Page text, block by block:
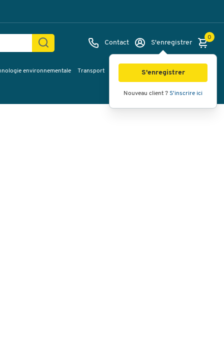
Contact S'enregistrer
S'enregistrer
Nouveau client ? S'inscrire ici
0
environnementale Transport Services & planification Inspiration
Images Vidéos Vue à 360